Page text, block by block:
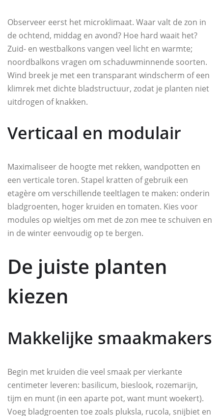
Observeer eerst het microklimaat. Waar valt de zon in
de ochtend, middag en avond? Hoe hard waait het?
Zuid- en westbalkons vangen veel licht en warmte;
noordbalkons vragen om schaduwminnende soorten.
Wind breek je met een transparant windscherm of een
klimrek met dichte bladstructuur, zodat je planten niet
uitdrogen of knakken.
Verticaal en modulair
Maximaliseer de hoogte met rekken, wandpotten en
een verticale toren. Stapel kratten of gebruik een
etagère om verschillende teeltlagen te maken: onderin
bladgroenten, hoger kruiden en tomaten. Kies voor
modules op wieltjes om met de zon mee te schuiven en
in de winter eenvoudig op te bergen.
De juiste planten
kiezen
Makkelijke smaakmakers
Begin met kruiden die veel smaak per vierkante
centimeter leveren: basilicum, bieslook, rozemarijn,
tijm en munt (in een aparte pot, want munt woekert).
Voeg bladgroenten toe zoals pluksla, rucola, snijbiet en